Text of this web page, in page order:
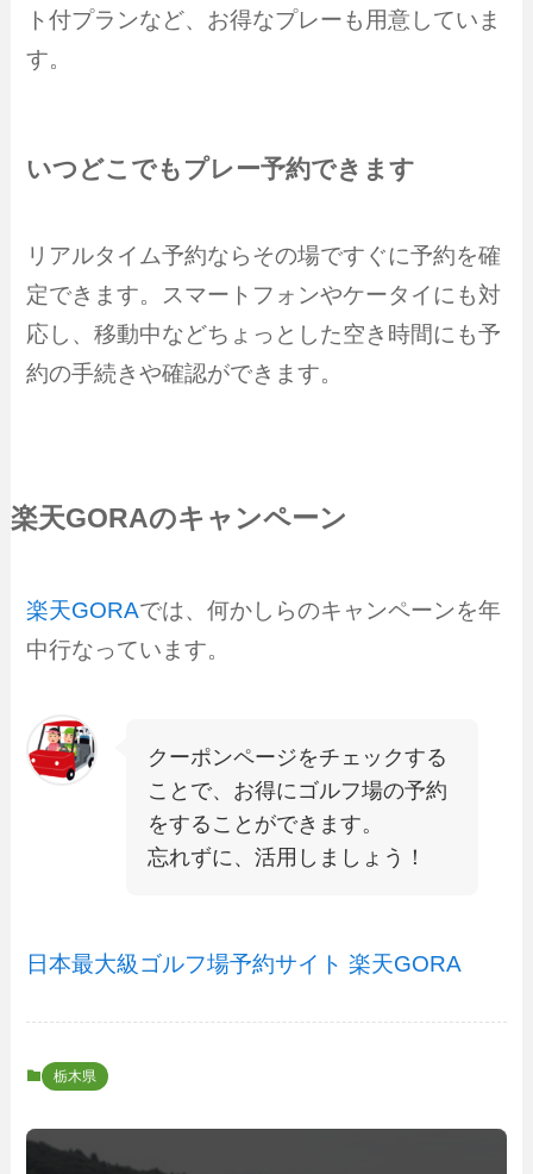
ト付プランなど、お得なプレーも用意していま
す。
いつどこでもプレー予約できます
リアルタイム予約ならその場ですぐに予約を確
定できます。スマートフォンやケータイにも対
応し、移動中などちょっとした空き時間にも予
約の手続きや確認ができます。
楽天GORAのキャンペーン
楽天GORAでは、何かしらのキャンペーンを年
中行なっています。
クーポンページをチェックする
ことで、お得にゴルフ場の予約
をすることができます。
忘れずに、活用しましょう！
日本最大級ゴルフ場予約サイト 楽天GORA
栃木県